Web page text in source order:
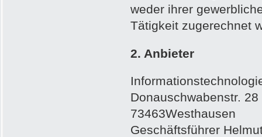
weder ihrer
Tätigkeit zugerechnet
2. Anbieter
Donauschwabenstr. 28
73463Westhausen
Geschäftsführer